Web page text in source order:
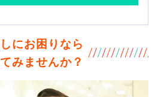
にお困りなら
みませんか？